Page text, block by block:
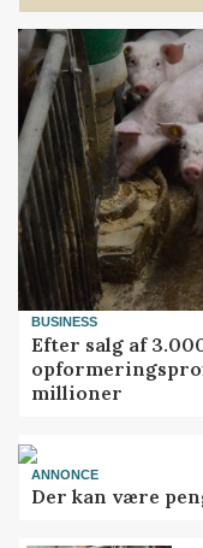
BUSINESS
Efter salg af
millioner
ANNONCE
Der kan være